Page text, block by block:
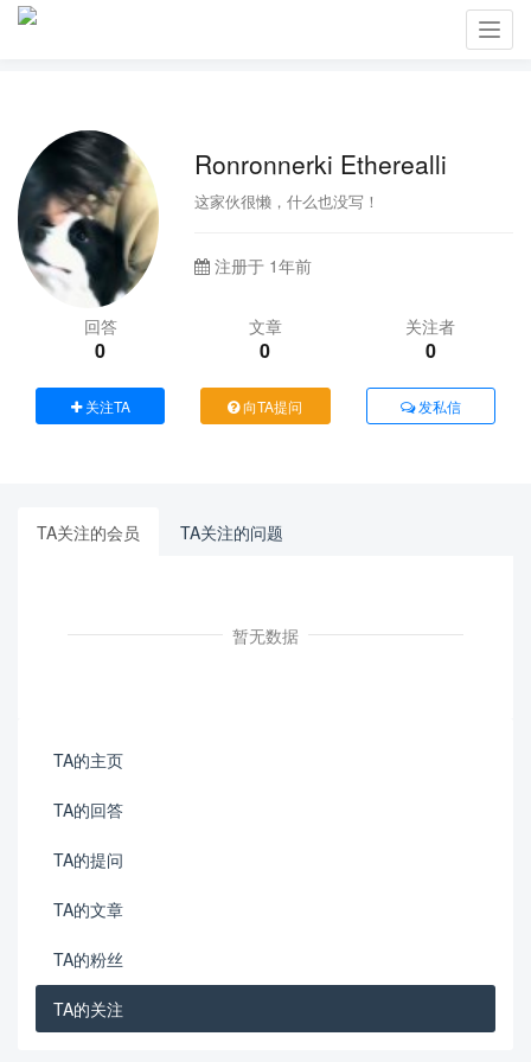
Ronronnerki Etherealli
这家伙很懒，什么也没写！
注册于 1年前
回答
0
文章
0
关注者
0
关注TA 向TA提问 发私信
TA关注的会员 TA关注的问题
暂无数据
TA的主页
TA的回答
TA的提问
TA的文章
TA的粉丝
TA的关注